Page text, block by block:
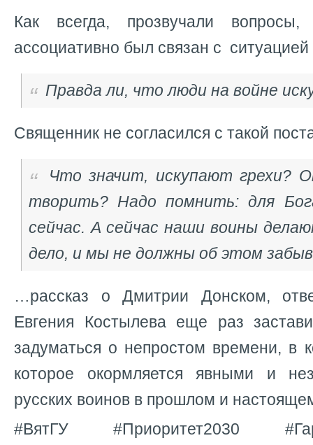
Как всегда, прозвучали
ассоциативно был связан с
Правда ли, что люди на войне
Священник не согласился с такой
Что значит, искупают грехи?
творить? Надо помнить: для
сейчас. А сейчас наши воины
дело, и мы не должны об этом
…рассказ о Дмитрии Донском,
Евгения Костылева еще раз
задуматься о непростом времени, в
которое окормляется явными и
русских воинов в прошлом и
#ВятГУ #Приоритет2030